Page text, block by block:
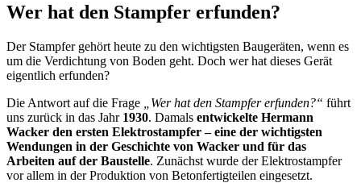
Wer hat den Stampfer erfunden?
Der Stampfer gehört heute zu den wichtigsten Baugeräten, wenn es
um die Verdichtung von Boden geht. Doch wer hat dieses Gerät
eigentlich erfunden?
Die Antwort auf die Frage
„Wer hat den Stampfer erfunden?“ führt
uns zurück in das Jahr 1930. Damals entwickelte Hermann
Wacker den ersten Elektrostampfer – eine der wichtigsten
Wendungen in der Geschichte von Wacker und für das
Arbeiten auf der Baustelle. Zunächst wurde der Elektrostampfer
vor allem in der Produktion von Betonfertigteilen eingesetzt.